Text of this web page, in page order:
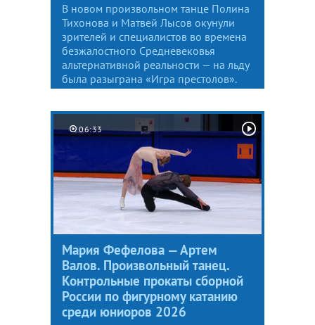
В новом произвольном танце Полина
Тихонова и Матвей Лысов окунули
зрителей и специалистов во времена
безжалостного Средневековья
альтернативной реальности — на льду
была разыграна «Игра престолов».
06:33
Мария Фефелова — Артем
Валов. Произвольный танец.
Контрольные прокаты сборной
России по фигурному катанию
среди юниоров 2026